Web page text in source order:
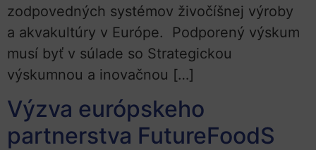
zodpovedných systémov živočíšnej výroby
a akvakultúry v Európe. Podporený výskum
musí byť v súlade so Strategickou
výskumnou a inovačnou […]
Výzva európskeho
partnerstva FutureFoodS